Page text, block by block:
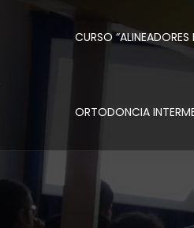
CURSO “ALINEADORES
ORTODONCIA